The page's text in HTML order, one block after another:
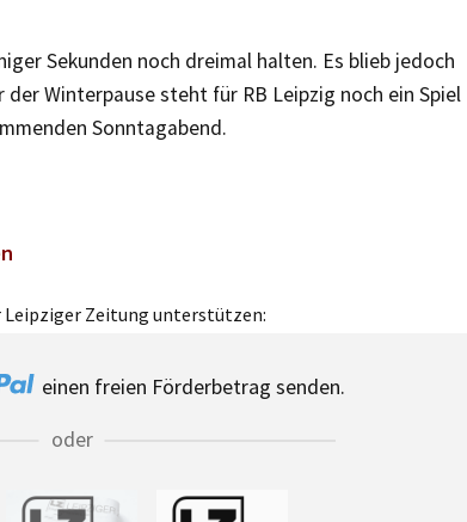
Sekunden noch dreimal halten. Es blieb jedoch
der Winterpause steht für RB Leipzig noch ein Spiel
Sonntagabend.
Zeitung unterstützen:
einen freien Förderbetrag senden.
oder